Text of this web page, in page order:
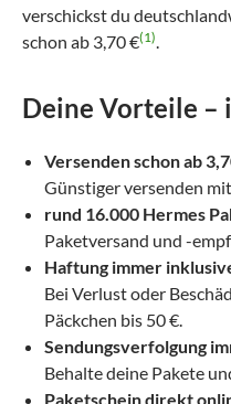
verschickst du
schon ab 3,70 €(1)
Deine Vorteile –
Versenden schon ab
Günstiger versenden
rund 16.000 Hermes
Paketversand und -
Haftung immer
Bei Verlust oder
Päckchen bis 50 €.
Sendungsverfolgung
Behalte deine Pakete
Paketschein direkt